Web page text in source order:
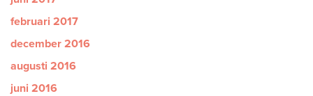
februari 2017
december 2016
augusti 2016
juni 2016